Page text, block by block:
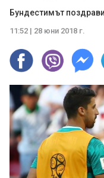
Бундестимът
11:52 | 28 юни 2018 г.